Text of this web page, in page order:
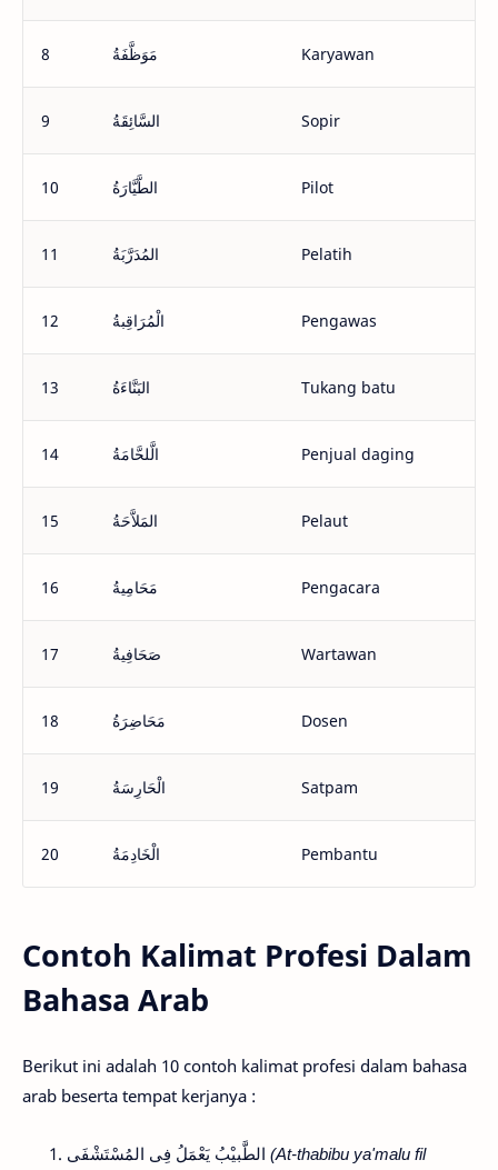
8 مَوَظَّفَةُ Karyawan
9 السَّائِقَةُ Sopir
10 الطَّيَّارَةُ Pilot
11 المُدَرَّبَةُ Pelatih
12 الْمُرَاقِبةُ Pengawas
13 البَنَّاءَةُ Tukang batu
14 الَّلحَّامَةُ Penjual daging
15 المَلاَّحَةُ Pelaut
16 مَحَامِيةُ Pengacara
17 صَحَافِيةُ Wartawan
18 مَحَاضِرَةُ Dosen
19 الْحَارِسَةُ Satpam
20 الْخَادِمَةُ Pembantu
Contoh Kalimat Profesi Dalam
Bahasa Arab
Berikut ini adalah 10 contoh kalimat profesi dalam bahasa
arab beserta tempat kerjanya :
(At-thabibu ya'malu fil